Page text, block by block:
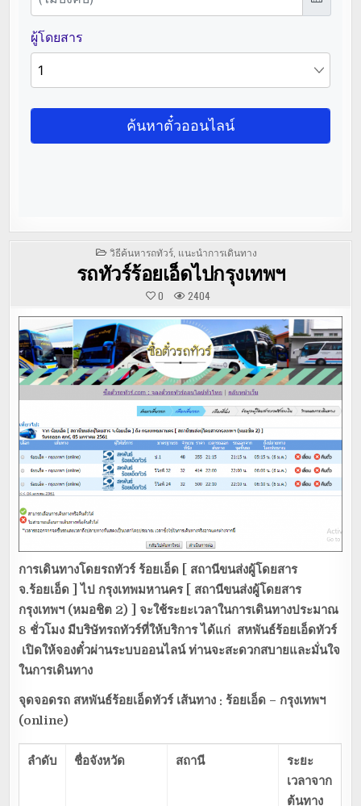
POSTED
IN
วิธีค้นหารถทัวร์ แนะนำการเดินทาง
รถทัวร์ร้อยเอ็ดไปกรุงเทพฯ
0 2404
การเดินทางโดยรถทัวร์ร้อยเอ็ด [ สถานีขนส่งผู้โดยสาร
จ.ร้อยเอ็ด ] ไป กรุงเทพมหานคร [ สถานีขนส่งผู้โดยสาร
กรุงเทพฯ (หมอชิต 2) ] จะใช้ระยะเวลาในการเดินทางประมาณ
8 ชั่วโมง มีบริษัทรถทัวร์ที่ให้บริการได้แก่ สหพันธ์ร้อยเอ็ดทัวร์
เปิดให้จองตั๋วผ่านระบบออนไลน์ ท่านจะสะดวกสบายและมั่นใจ
ในการเดินทาง
จุดจอดรถ สหพันธ์ร้อยเอ็ดทัวร์ เส้นทาง : ร้อยเอ็ด – กรุงเทพฯ
(online)
ลำดับ ชื่อจังหวัด สถานี
ระยะ
เวลาจาก
ต้นทาง